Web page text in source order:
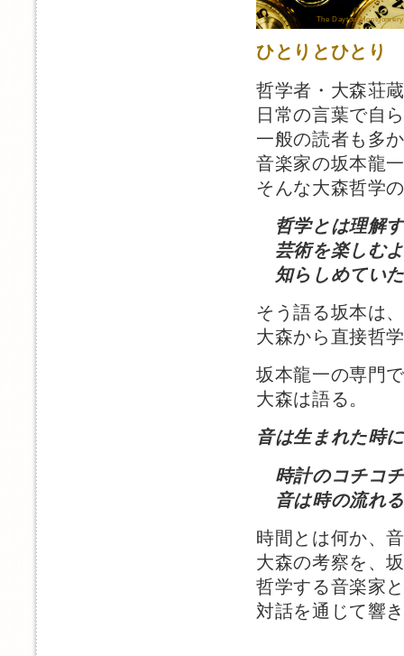
The Dayton/
ひとりとひとり
哲学者・大森荘
日常の言葉で自
一般の読者も多
音楽家の坂本龍
そんな大森哲学
哲学とは理解
芸術を楽しむ
知らしめてい
そう語る坂本は
大森から直接哲
坂本龍一の専門
大森は語る。
音は生まれた時
時計のコチコ
音は時の流れ
時間とは何か、
大森の考察を、
哲学する音楽家
対話を通じて響